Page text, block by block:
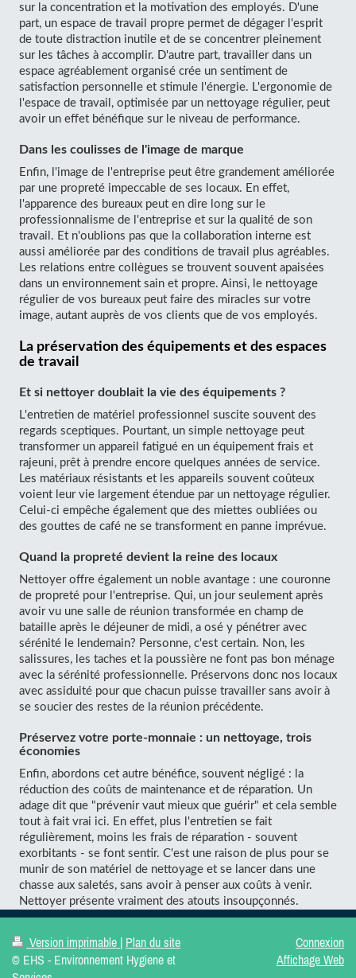
sur la concentration et la motivation des employés. D'une
part, un espace de travail propre permet de dégager l'esprit
de toute distraction inutile et de se concentrer pleinement
sur les tâches à accomplir. D'autre part, travailler dans un
espace agréablement organisé crée un sentiment de
satisfaction personnelle et stimule l'énergie. L'ergonomie de
l'espace de travail, optimisée par un nettoyage régulier, peut
avoir un effet bénéfique sur le niveau de performance.
Dans les coulisses de l'image de marque
Enfin, l'image de l'entreprise peut être grandement améliorée
par une propreté impeccable de ses locaux. En effet,
l'apparence des bureaux peut en dire long sur le
professionnalisme de l'entreprise et sur la qualité de son
travail. Et n'oublions pas que la collaboration interne est
aussi améliorée par des conditions de travail plus agréables.
Les relations entre collègues se trouvent souvent apaisées
dans un environnement sain et propre. Ainsi, le nettoyage
régulier de vos bureaux peut faire des miracles sur votre
image, autant auprès de vos clients que de vos employés.
La préservation des équipements et des espaces
de travail
Et si nettoyer doublait la vie des équipements ?
L'entretien de matériel professionnel suscite souvent des
regards sceptiques. Pourtant, un simple nettoyage peut
transformer un appareil fatigué en un équipement frais et
rajeuni, prêt à prendre encore quelques années de service.
Les matériaux résistants et les appareils souvent coûteux
voient leur vie largement étendue par un nettoyage régulier.
Celui-ci empêche également que des miettes oubliées ou
des gouttes de café ne se transforment en panne imprévue.
Quand la propreté devient la reine des locaux
Nettoyer offre également un noble avantage : une couronne
de propreté pour l'entreprise. Qui, un jour seulement après
avoir vu une salle de réunion transformée en champ de
bataille après le déjeuner de midi, a osé y pénétrer avec
sérénité le lendemain? Personne, c'est certain. Non, les
salissures, les taches et la poussière ne font pas bon ménage
avec la sérénité professionnelle. Préservons donc nos locaux
avec assiduité pour que chacun puisse travailler sans avoir à
se soucier des restes de la réunion précédente.
Préservez votre porte-monnaie : un nettoyage, trois
économies
Enfin, abordons cet autre bénéfice, souvent négligé : la
réduction des coûts de maintenance et de réparation. Un
adage dit que "prévenir vaut mieux que guérir" et cela semble
tout à fait vrai ici. En effet, plus l'entretien se fait
régulièrement, moins les frais de réparation - souvent
exorbitants - se font sentir. C'est une raison de plus pour se
munir de son matériel de nettoyage et se lancer dans une
chasse aux saletés, sans avoir à penser aux coûts à venir.
Nettoyer présente vraiment des atouts insoupçonnés.
Version imprimable | Plan du site
© EHS - Environnement Hygiene et
Connexion
Affichage Web